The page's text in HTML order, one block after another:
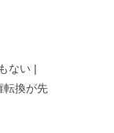
ない |
転換が先